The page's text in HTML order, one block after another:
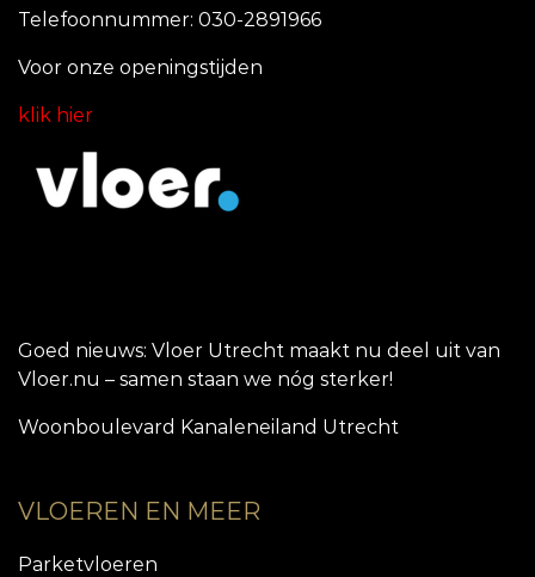
Telefoonnummer: 030-2891966
Voor onze openingstijden
klik hier
Goed nieuws: Vloer Utrecht maakt nu deel uit van
Vloer.nu – samen staan we nóg sterker!
Woonboulevard Kanaleneiland Utrecht
VLOEREN EN MEER
Parketvloeren